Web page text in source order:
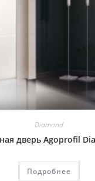
Diamond
дверь Agoprofil
Подробнее